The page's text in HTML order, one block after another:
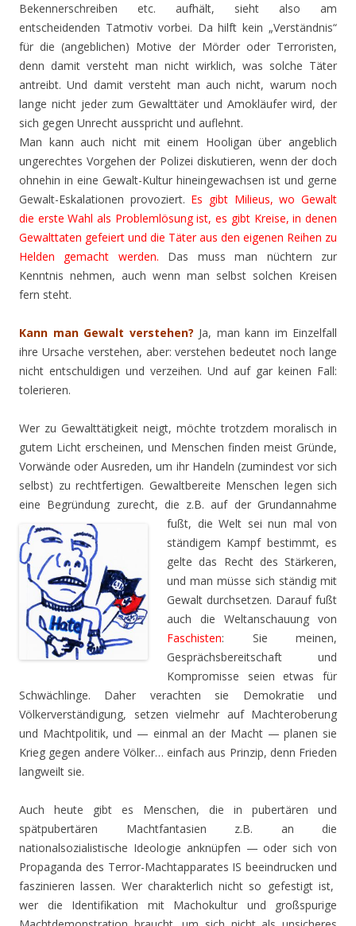
Bekennerschreiben etc. aufhält, sieht also am
entscheidenden Tatmotiv vorbei. Da hilft kein „Verständnis“
für die (angeblichen) Motive der Mörder oder Terroristen,
denn damit versteht man nicht wirklich, was solche Täter
antreibt. Und damit versteht man auch nicht, warum noch
lange nicht jeder zum Gewalttäter und Amokläufer wird, der
sich gegen Unrecht ausspricht und auflehnt.
Man kann auch nicht mit einem Hooligan über angeblich
ungerechtes Vorgehen der Polizei diskutieren, wenn der doch
ohnehin in eine Gewalt-Kultur hineingewachsen ist und gerne
Gewalt-Eskalationen provoziert. Es gibt Milieus, wo Gewalt
die erste Wahl als Problemlösung ist, es gibt Kreise, in denen
Gewalttaten gefeiert und die Täter aus den eigenen Reihen zu
Helden gemacht werden. Das muss man nüchtern zur
Kenntnis nehmen, auch wenn man selbst solchen Kreisen
fern steht.
Kann man Gewalt verstehen? Ja, man kann im Einzelfall
ihre Ursache verstehen, aber: verstehen bedeutet noch lange
nicht entschuldigen und verzeihen. Und auf gar keinen Fall:
tolerieren.
Wer zu Gewalttätigkeit neigt, möchte trotzdem moralisch in
gutem Licht erscheinen, und Menschen finden meist Gründe,
Vorwände oder Ausreden, um ihr Handeln (zumindest vor sich
selbst) zu rechtfertigen. Gewaltbereite Menschen legen sich
eine Begründung zurecht, die z.B. auf der Grundannahme
fußt, die Welt sei nun mal von
ständigem Kampf bestimmt, es
gelte das Recht des Stärkeren,
und man müsse sich ständig mit
Gewalt durchsetzen. Darauf fußt
auch die Weltanschauung von
Faschisten: Sie meinen,
Gesprächsbereitschaft und
Kompromisse seien etwas für
Schwächlinge. Daher verachten sie Demokratie und
Völkerverständigung, setzen vielmehr auf Machteroberung
und Machtpolitik, und — einmal an der Macht — planen sie
Krieg gegen andere Völker… einfach aus Prinzip, denn Frieden
langweilt sie.
Auch heute gibt es Menschen, die in pubertären und
spätpubertären Machtfantasien z.B. an die
nationalsozialistische Ideologie anknüpfen — oder sich von
Propaganda des Terror-Machtapparates IS beeindrucken und
faszinieren lassen. Wer charakterlich nicht so gefestigt ist,
wer die Identifikation mit Machokultur und großspurige